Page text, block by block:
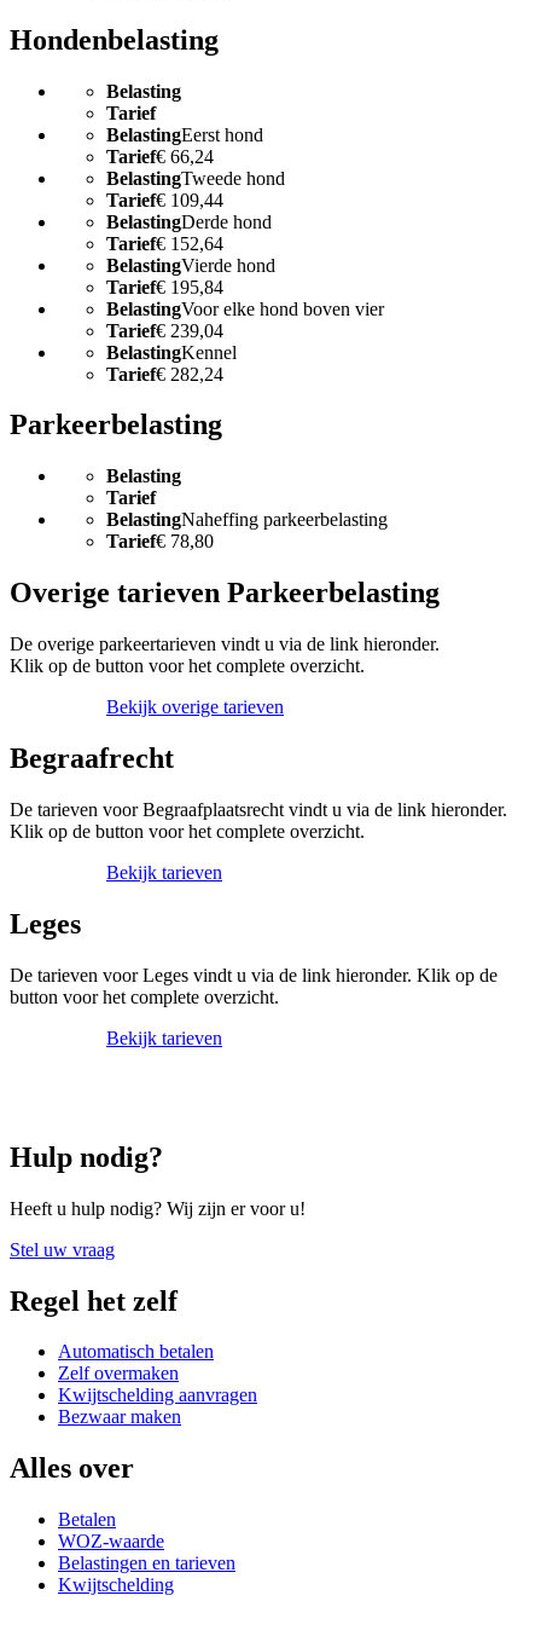
Hondenbelasting
Belasting
Tarief
BelastingEerst hond
Tarief€ 66,24
BelastingTweede hond
Tarief€ 109,44
BelastingDerde hond
Tarief€ 152,64
BelastingVierde hond
Tarief€ 195,84
BelastingVoor elke hond boven vier
Tarief€ 239,04
BelastingKennel
Tarief€ 282,24
Parkeerbelasting
Belasting
Tarief
BelastingNaheffing parkeerbelasting
Tarief€ 78,80
Overige tarieven Parkeerbelasting
De overige parkeertarieven vindt u via de link hieronder.
Klik op de button voor het complete overzicht.
Bekijk overige tarieven
Begraafrecht
De tarieven voor Begraafplaatsrecht vindt u via de link hieronder.
Klik op de button voor het complete overzicht.
Bekijk tarieven
Leges
De tarieven voor Leges vindt u via de link hieronder. Klik op de
button voor het complete overzicht.
Bekijk tarieven
Hulp nodig?
Heeft u hulp nodig? Wij zijn er voor u!
Stel uw vraag
Regel het zelf
Automatisch betalen
Zelf overmaken
Kwijtschelding aanvragen
Bezwaar maken
Alles over
Betalen
WOZ-waarde
Belastingen en tarieven
Kwijtschelding